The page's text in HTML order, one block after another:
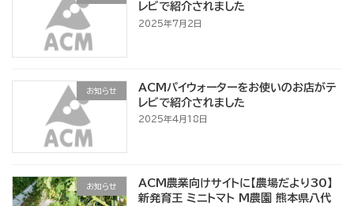
レビで紹介されました
2025年7月2日
お知らせ
ACMパイウォーターをお使いのお店がテ
レビで紹介されました
2025年4月18日
お知らせ
ACM農業向けサイトに【農場だより30】
新発育王 ミニトマト M農園 熊本県八代